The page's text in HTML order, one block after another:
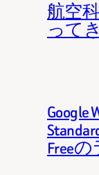
航空
って
Google
Free